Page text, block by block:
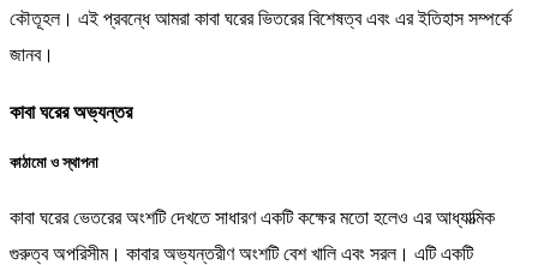
কৌতূহল। এই প্রবন্ধে আমরা কাবা ঘরের ভিতরের বিশেষত্ব এবং এর ইতিহাস সম্পর্কে
জানব।
কাবা ঘরের অভ্যন্তর
কাঠামো ও স্থাপনা
কাবা ঘরের ভেতরের অংশটি দেখতে সাধারণ একটি কক্ষের মতো হলেও এর আধ্যাত্মিক
গুরুত্ব অপরিসীম। কাবার অভ্যন্তরীণ অংশটি বেশ খালি এবং সরল। এটি একটি